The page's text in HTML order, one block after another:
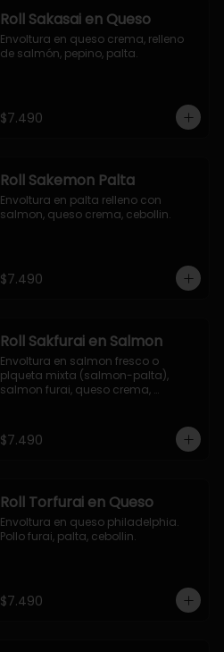
Roll Sakasai en Queso
Envoltura en queso crema, relleno
de salmón, pepino, palta.
$7.490
Roll Sakemon Palta
Envoltura en palta relleno con
salmon, queso crema, cebollin.
$7.490
Roll Sakfurai en Salmon
Envoltura en salmon fresco o
plqueta mixta (salmon-palta),
salmon furai, queso crema,
$7.490
Roll Torfurai en Queso
Envoltura en queso philadelphia.
Pollo furai, palta, cebollin.
$7.490